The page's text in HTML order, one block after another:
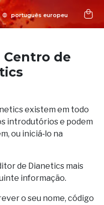
de
existem em todo
introdutórios e podem
ou iniciá‑lo na
de Dianetics mais
informação.
o seu nome, código